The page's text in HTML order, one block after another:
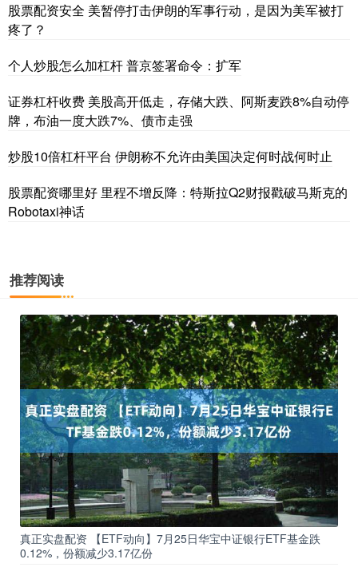
股票配资安全 美暂停打击伊朗的军事行动，是因为美军被打
疼了？
个人炒股怎么加杠杆 普京签署命令：扩军
证券杠杆收费 美股高开低走，存储大跌、阿斯麦跌8%自动停
牌，布油一度大跌7%、债市走强
炒股10倍杠杆平台 伊朗称不允许由美国决定何时战何时止
股票配资哪里好 里程不增反降：特斯拉Q2财报戳破马斯克的
Robotaxi神话
推荐阅读
真正实盘配资 【ETF动向】7月25日华宝中证银行ETF基金跌
0.12%，份额减少3.17亿份